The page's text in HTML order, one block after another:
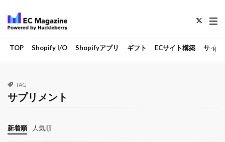
TOP Shopify I/O Shopifyアプリ ギフト ECサイト構築 サイト
TAG
サプリメント
新着順 人気順